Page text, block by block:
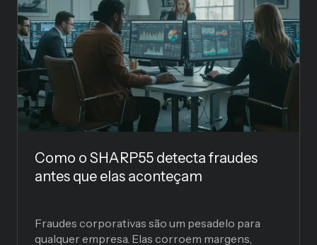
Como o SHARP55 detecta fraudes
antes que elas aconteçam
Fraudes corporativas são um pesadelo para
qualquer empresa. Elas corroem margens,